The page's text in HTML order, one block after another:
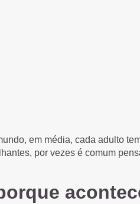
em média, cada adulto
por vezes é comum